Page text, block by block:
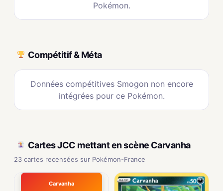
Pokémon.
Compétitif & Méta
Données compétitives Smogon non encore
intégrées pour ce Pokémon.
Cartes JCC mettant en scène Carvanha
23 cartes recensées sur Pokémon-France
Carvanha